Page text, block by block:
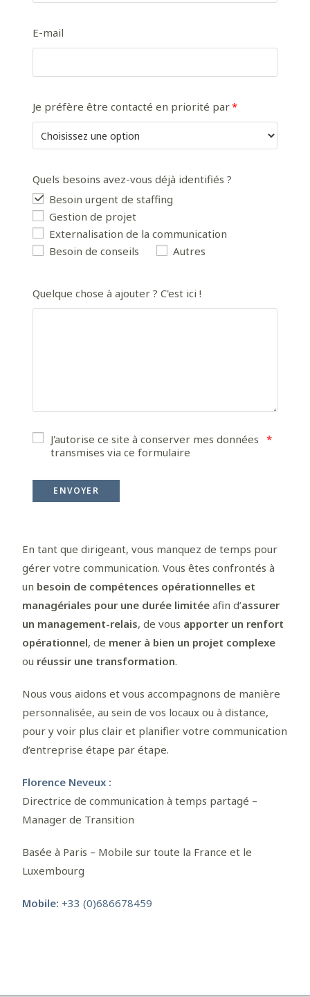
E-mail
Je préfère être contacté en priorité par
Quels besoins avez-vous déjà identifiés ?
Besoin urgent de staffing
Gestion de projet
Externalisation de la communication
Besoin de conseils
Autres
Quelque chose à ajouter ? C'est ici !
J'autorise ce site à conserver mes données
transmises via ce formulaire
En tant que dirigeant, vous manquez de temps pour
gérer votre communication. Vous êtes confrontés à
un besoin de compétences opérationnelles et
managériales pour une durée limitée afin d’assurer
un management-relais, de vous apporter un renfort
opérationnel, de mener à bien un projet complexe
ou réussir une transformation.
Nous vous aidons et vous accompagnons de manière
personnalisée, au sein de vos locaux ou à distance,
pour y voir plus clair et planifier votre communication
d’entreprise étape par étape.
Florence Neveux :
Directrice de communication à temps partagé –
Manager de Transition
Basée à Paris – Mobile sur toute la France et le
Luxembourg
Mobile: +33 (0)686678459